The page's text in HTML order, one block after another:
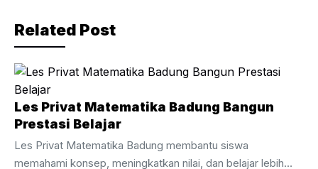
Related Post
Les Privat Matematika Badung Bangun
Prestasi Belajar
Les Privat Matematika Badung membantu siswa
memahami konsep, meningkatkan nilai, dan belajar lebih